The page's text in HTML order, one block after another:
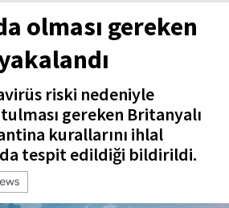
olması gereken
riski nedeniyle
gereken Britanyalı
kurallarını ihlal
tespit edildiği bildirildi.